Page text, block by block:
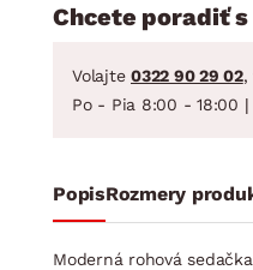
Chcete poradiť
Volajte 0322 90 29 02,
Po - Pia 8:00 - 18:00
PopisRozmery
Moderná rohová